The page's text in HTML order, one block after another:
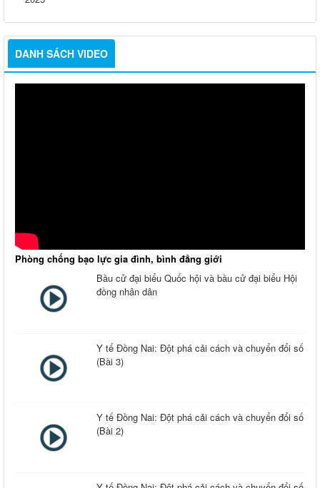
DANH SÁCH VIDEO
Phòng chống bạo lực gia đình, bình đẳng giới
Bầu cử đại biểu Quốc hội và bầu cử đại biểu Hội
đồng nhân dân
Y tế Đồng Nai: Đột phá cải cách và chuyển đổi số
(Bài 3)
Y tế Đồng Nai: Đột phá cải cách và chuyển đổi số
(Bài 2)